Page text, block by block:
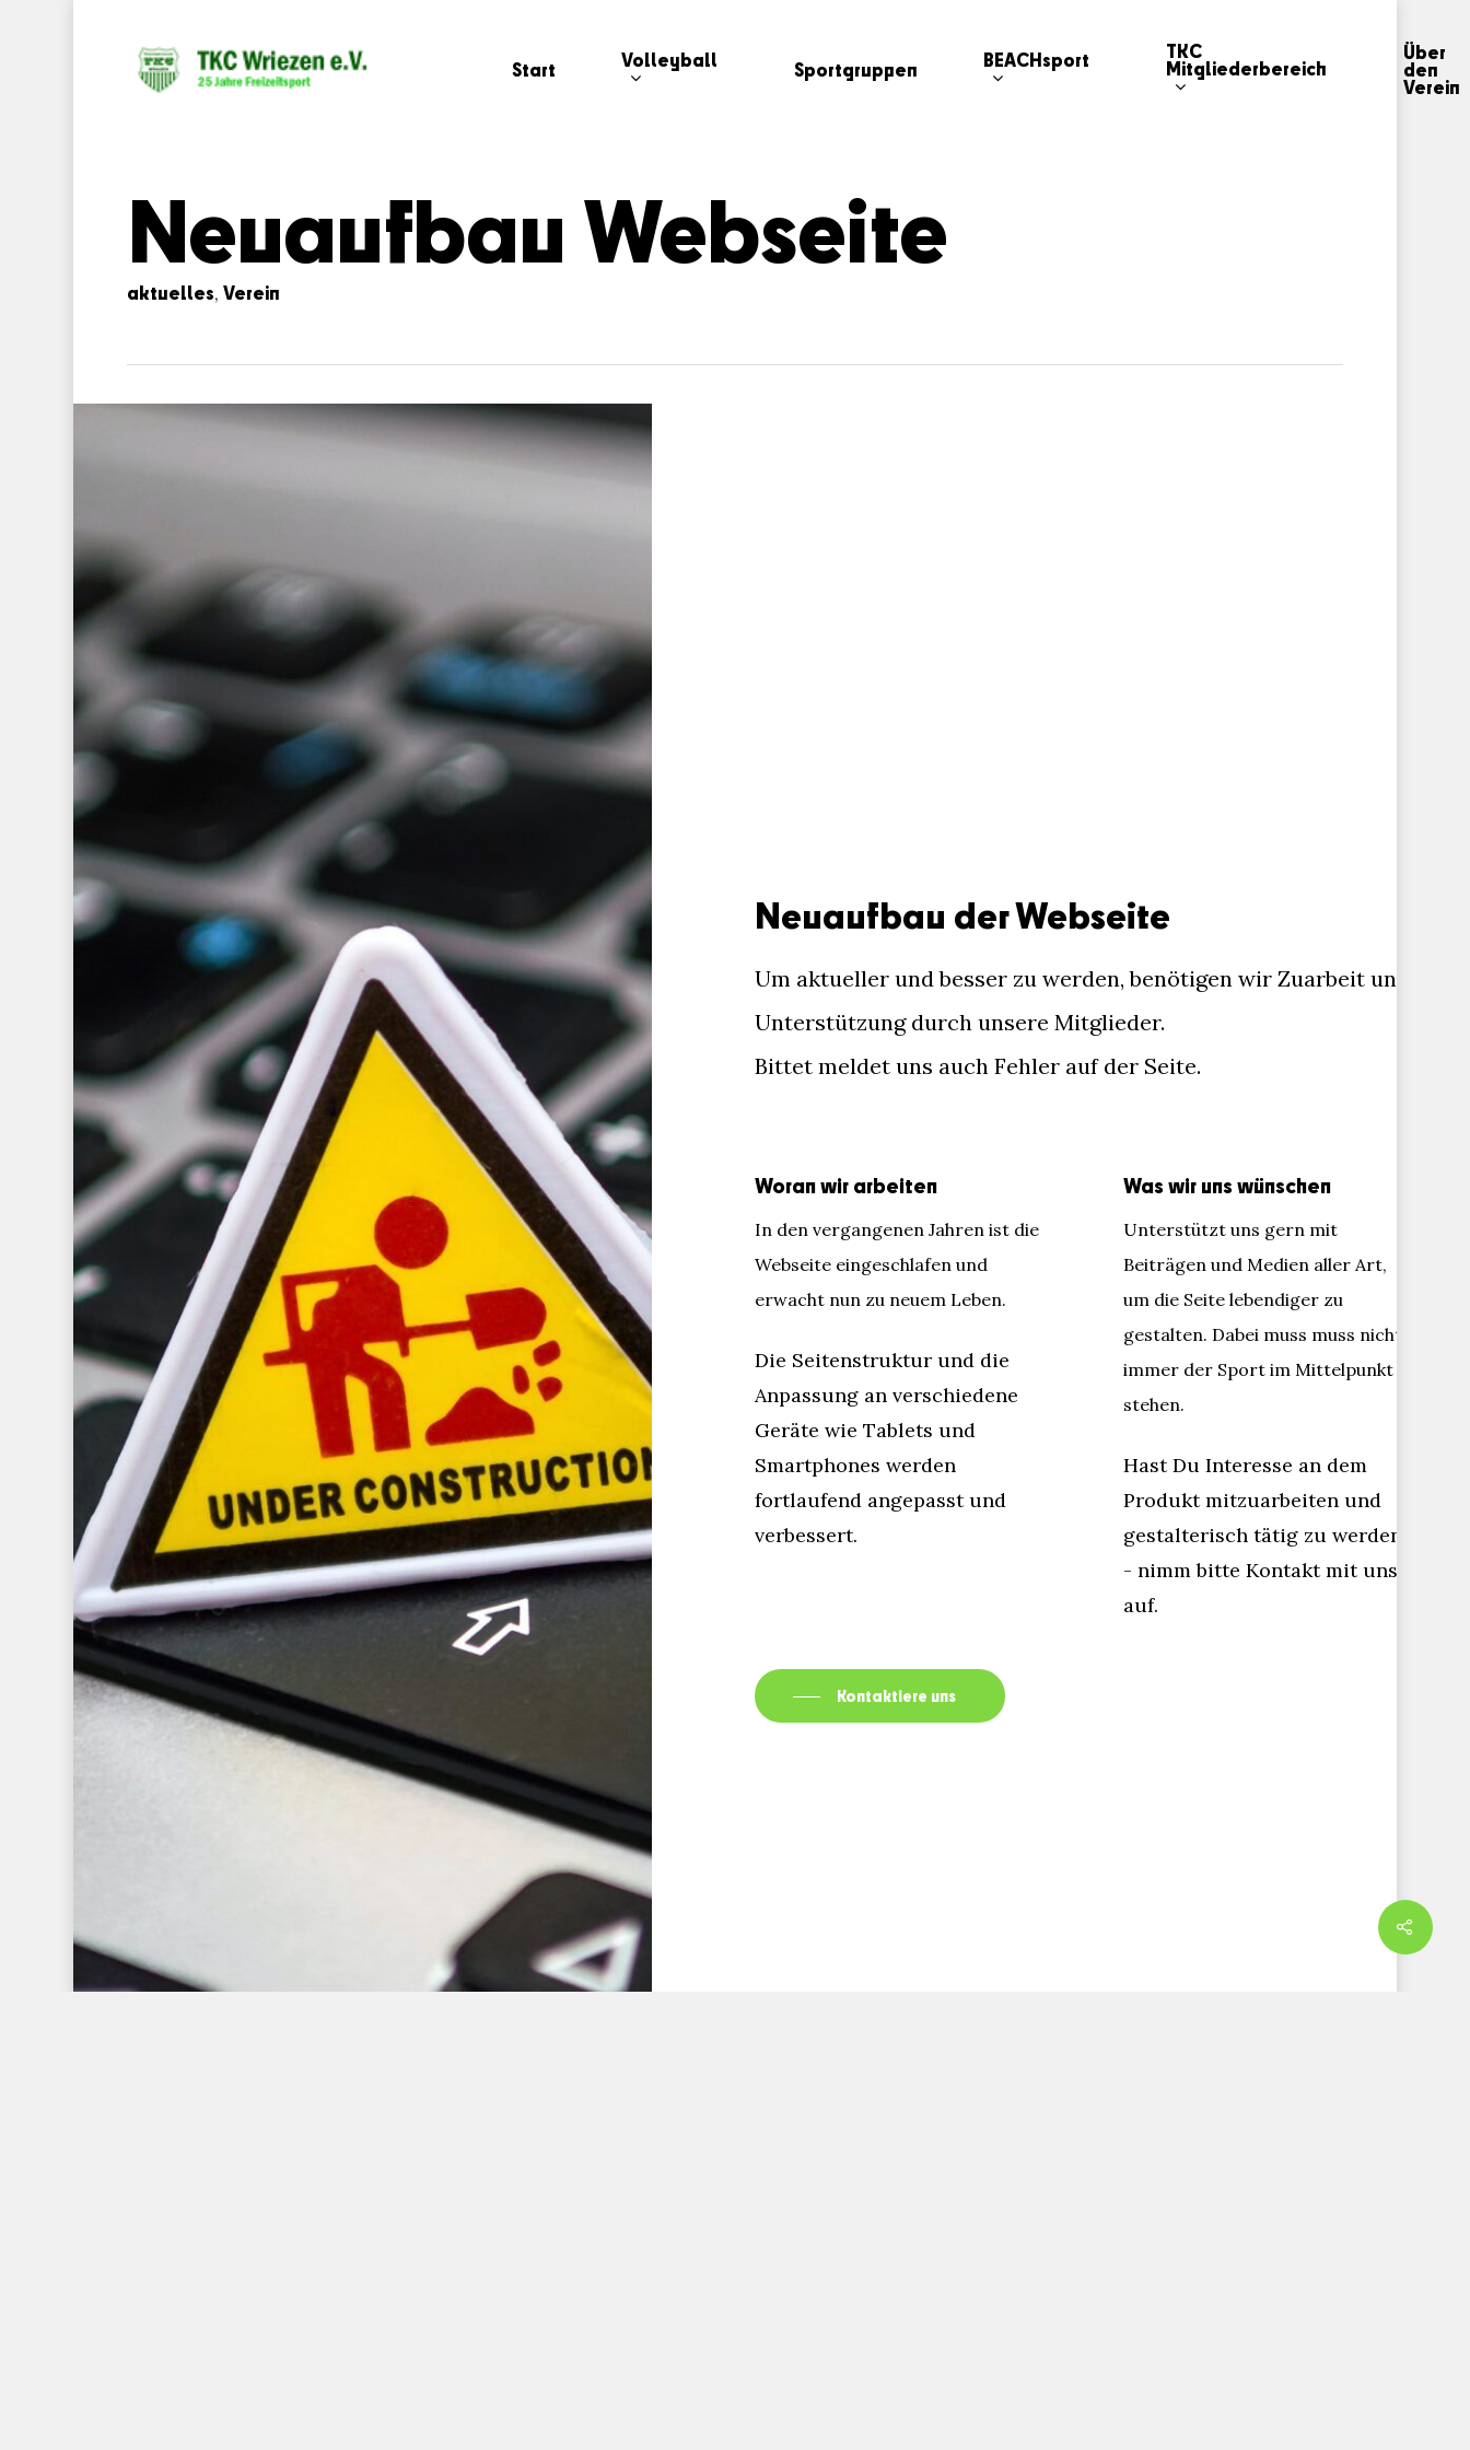
Start Volleyball Sportgruppen BEACHsport TKC
Mitgliederbereich
Über
den
Verein
Neuaufbau Webseite
aktuelles, Verein
Neuaufbau der Webseite
Um aktueller und besser zu werden, benötigen wir Zuarbeit und
Unterstützung durch unsere Mitglieder.
Bittet meldet uns auch Fehler auf der Seite.
Woran wir arbeiten
In den vergangenen Jahren ist die
Webseite eingeschlafen und
erwacht nun zu neuem Leben.
Die Seitenstruktur und die
Anpassung an verschiedene
Geräte wie Tablets und
Smartphones werden
fortlaufend angepasst und
verbessert.
Was wir uns wünschen
Unterstützt uns gern mit
Beiträgen und Medien aller Art,
um die Seite lebendiger zu
gestalten. Dabei muss muss nicht
immer der Sport im Mittelpunkt
stehen.
Hast Du Interesse an dem
Produkt mitzuarbeiten und
gestalterisch tätig zu werden
- nimm bitte Kontakt mit uns
auf.
Kontaktiere uns